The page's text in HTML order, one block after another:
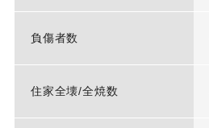
負傷者数
住家全壊/全焼数